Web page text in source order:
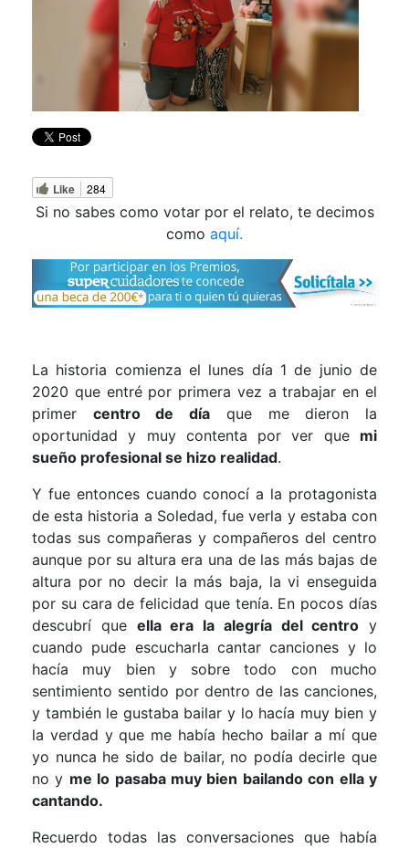
Like 284
Si no sabes como votar por el relato, te decimos
como aquí.
La historia comienza el lunes día 1 de junio de
2020 que entré por primera vez a trabajar en el
primer centro de día que me dieron la
oportunidad y muy contenta por ver que mi
sueño profesional se hizo realidad.
Y fue entonces cuando conocí a la protagonista
de esta historia a Soledad, fue verla y estaba con
todas sus compañeras y compañeros del centro
aunque por su altura era una de las más bajas de
altura por no decir la más baja, la vi enseguida
por su cara de felicidad que tenía. En pocos días
descubrí que ella era la alegría del centro y
cuando pude escucharla cantar canciones y lo
hacía muy bien y sobre todo con mucho
sentimiento sentido por dentro de las canciones,
y también le gustaba bailar y lo hacía muy bien y
la verdad y que me había hecho bailar a mí que
yo nunca he sido de bailar, no podía decirle que
no y me lo pasaba muy bien bailando con ella y
cantando.
Recuerdo todas las conversaciones que había